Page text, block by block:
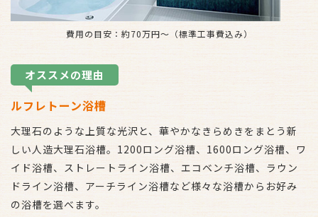
費用の目安：約70万円～（標準工事費込み）
オススメの理由
ルフレトーン浴槽
大理石のような上質な光沢と、華やかなきらめきをまとう新
しい人造大理石浴槽。1200ロング浴槽、1600ロング浴槽、ワ
イド浴槽、ストレートライン浴槽、エコベンチ浴槽、ラウン
ドライン浴槽、アーチライン浴槽など様々な浴槽からお好み
の浴槽を選べます。